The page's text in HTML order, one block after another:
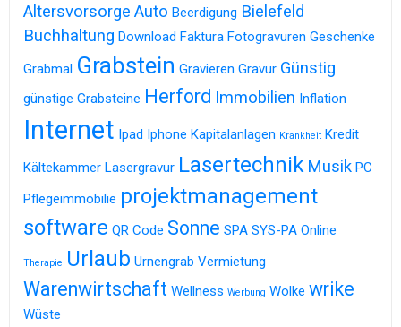
Altersvorsorge Auto Beerdigung Bielefeld
Buchhaltung Download Faktura Fotogravuren Geschenke
Grabmal Grabstein Gravieren Gravur Günstig
günstige Grabsteine Herford Immobilien Inflation
Internet Ipad Iphone Kapitalanlagen Krankheit Kredit
Kältekammer Lasergravur Lasertechnik Musik PC
Pflegeimmobilie projektmanagement
software QR Code Sonne SPA SYS-PA Online
Therapie Urlaub Urnengrab Vermietung
Warenwirtschaft Wellness Werbung Wolke wrike
Wüste